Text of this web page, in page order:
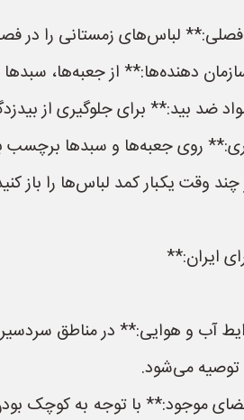
لباس‌های زمستانی را در
دهنده‌ها:** از جعبه‌ها،
ضد بید:** برای جلوگیری از
روی جعبه‌ها و سبدها برچسب
وقت یکبار کمد لباس‌ها را باز
ایران:**
آب و هوایی:** در مناطق سردسیر
می‌شود.
موجود:** با توجه به کوچک